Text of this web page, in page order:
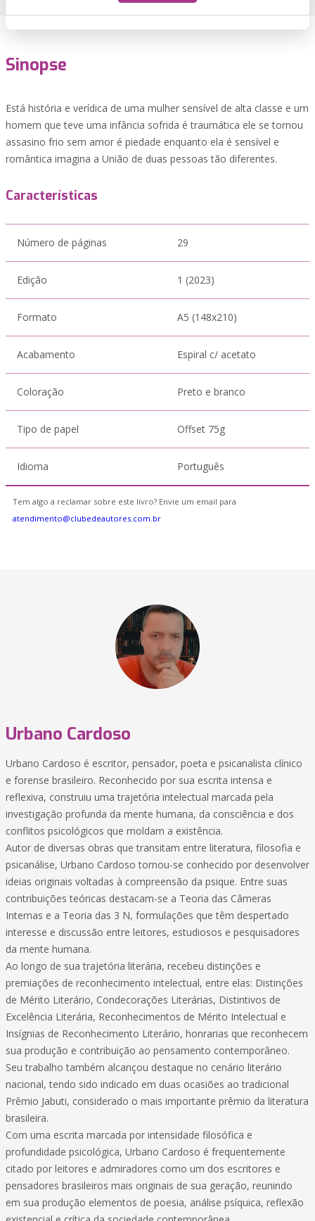
Sinopse
Está história e verídica de uma mulher sensível de alta classe e um
homem que teve uma infância sofrida é traumática ele se tornou
assasino frio sem amor é piedade enquanto ela é sensível e
romântica imagina a União de duas pessoas tão diferentes.
Características
Número de páginas 29
Edição 1 (2023)
Formato A5 (148x210)
Acabamento Espiral c/ acetato
Coloração Preto e branco
Tipo de papel Offset 75g
Idioma Português
Tem algo a reclamar sobre este livro? Envie um email para
atendimento@clubedeautores.com.br
Urbano Cardoso
Urbano Cardoso é escritor, pensador, poeta e psicanalista clínico
e forense brasileiro. Reconhecido por sua escrita intensa e
reflexiva, construiu uma trajetória intelectual marcada pela
investigação profunda da mente humana, da consciência e dos
conflitos psicológicos que moldam a existência.
Autor de diversas obras que transitam entre literatura, filosofia e
psicanálise, Urbano Cardoso tornou-se conhecido por desenvolver
ideias originais voltadas à compreensão da psique. Entre suas
contribuições teóricas destacam-se a Teoria das Câmeras
Internas e a Teoria das 3 N, formulações que têm despertado
interesse e discussão entre leitores, estudiosos e pesquisadores
da mente humana.
Ao longo de sua trajetória literária, recebeu distinções e
premiações de reconhecimento intelectual, entre elas: Distinções
de Mérito Literário, Condecorações Literárias, Distintivos de
Excelência Literária, Reconhecimentos de Mérito Intelectual e
Insígnias de Reconhecimento Literário, honrarias que reconhecem
sua produção e contribuição ao pensamento contemporâneo.
Seu trabalho também alcançou destaque no cenário literário
nacional, tendo sido indicado em duas ocasiões ao tradicional
Prêmio Jabuti, considerado o mais importante prêmio da literatura
brasileira.
Com uma escrita marcada por intensidade filosófica e
profundidade psicológica, Urbano Cardoso é frequentemente
citado por leitores e admiradores como um dos escritores e
pensadores brasileiros mais originais de sua geração, reunindo
em sua produção elementos de poesia, análise psíquica, reflexão